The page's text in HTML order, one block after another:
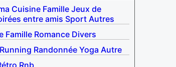
Cuisine Famille Jeux de
entre amis Sport Autres
Famille Romance Divers
Randonnée Yoga Autre
Rnb